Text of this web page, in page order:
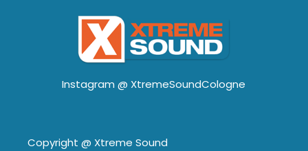
Instagram @ XtremeSoundCologne
Copyright @ Xtreme Sound